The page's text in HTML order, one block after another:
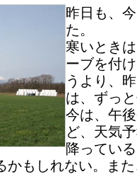
昨日も、
た。
寒いとき
ーブを付
うより、
は、ずっ
今は、午
ど、天気
降ってい
かもしれない。ま